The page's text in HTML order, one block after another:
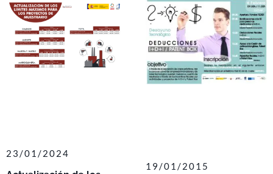
23/01/2024
19/01/2015